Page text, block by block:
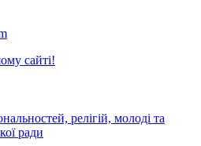
сайті!
релігій, молоді та
ради